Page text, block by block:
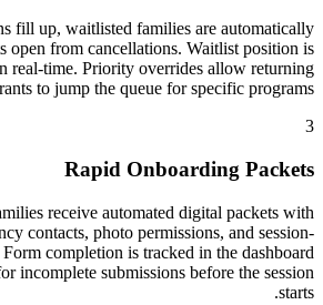
fill up, waitlisted families are automatically
open from cancellations. Waitlist position is
real-time. Priority overrides allow returning
to jump the queue for specific programs.
3
Rapid Onboarding Packets
receive automated digital packets with
contacts, photo permissions, and session-
completion is tracked in the dashboard
incomplete submissions before the session
starts.